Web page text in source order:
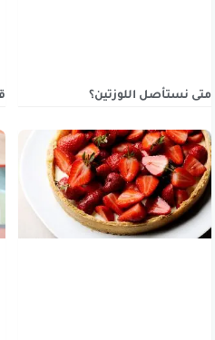
متى نستأصل اللوزتين؟